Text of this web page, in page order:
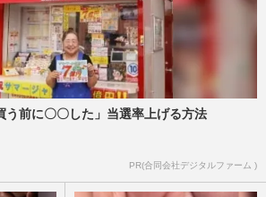
う前に〇〇した」当選率上げる方法
PR(合同会社デジタルファーム )